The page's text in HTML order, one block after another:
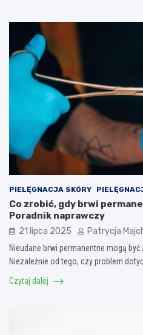
PIELĘGNACJA SKÓRY
Co zrobić, gdy brwi
Poradnik naprawczy
21 lipca 2025 Patrycja
Nieudane brwi permanentne mogą
Niezależnie od tego, czy problem
Czytaj dalej